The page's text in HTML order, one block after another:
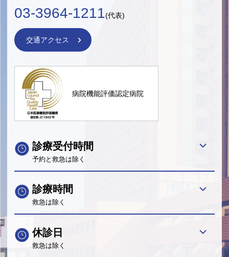
03-3964-1211(代表)
交通アクセス
病院機能評価認定病院
診療受付時間
予約と救急は除く
診療時間
救急は除く
休診日
救急は除く